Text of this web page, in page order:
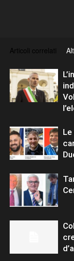
Articoli correlati